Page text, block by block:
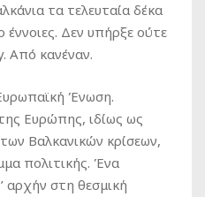
τα τελευταία δέκα
έννοιες. Δεν υπήρξε ούτε
Από κανέναν.
Ένωση.
Ευρώπης, ιδίως ως
Βαλκανικών κρίσεων,
πολιτικής. Ένα
αρχήν στη θεσμική